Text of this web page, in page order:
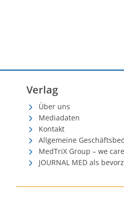
Verlag
Über uns
Mediadaten
Kontakt
Allgemeine
MedTriX Group – we
JOURNAL MED als